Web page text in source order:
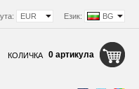
Език: BG
EUR
КОЛИЧКА 0 артикула